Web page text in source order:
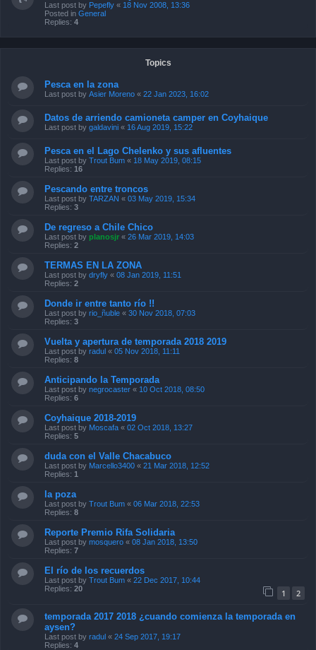
Last post by Pepefly « 18 Nov 2008, 13:36
Posted in General
Replies: 4
Topics
Pesca en la zona
Last post by Asier Moreno « 22 Jan 2023, 16:02
Datos de arriendo camioneta camper en Coyhaique
Last post by galdavini « 16 Aug 2019, 15:22
Pesca en el Lago Chelenko y sus afluentes
Last post by Trout Bum « 18 May 2019, 08:15
Replies: 16
Pescando entre troncos
Last post by TARZAN « 03 May 2019, 15:34
Replies: 3
De regreso a Chile Chico
Last post by planosjr « 26 Mar 2019, 14:03
Replies: 2
TERMAS EN LA ZONA
Last post by dryfly « 08 Jan 2019, 11:51
Replies: 2
Donde ir entre tanto río !!
Last post by rio_ñuble « 30 Nov 2018, 07:03
Replies: 3
Vuelta y apertura de temporada 2018 2019
Last post by radul « 05 Nov 2018, 11:11
Replies: 8
Anticipando la Temporada
Last post by negrocaster « 10 Oct 2018, 08:50
Replies: 6
Coyhaique 2018-2019
Last post by Moscafa « 02 Oct 2018, 13:27
Replies: 5
duda con el Valle Chacabuco
Last post by Marcello3400 « 21 Mar 2018, 12:52
Replies: 1
la poza
Last post by Trout Bum « 06 Mar 2018, 22:53
Replies: 8
Reporte Premio Rifa Solidaria
Last post by mosquero « 08 Jan 2018, 13:50
Replies: 7
El río de los recuerdos
Last post by Trout Bum « 22 Dec 2017, 10:44
Replies: 20 1 2
temporada 2017 2018 ¿cuando comienza la temporada en
aysen?
Last post by radul « 24 Sep 2017, 19:17
Replies: 4